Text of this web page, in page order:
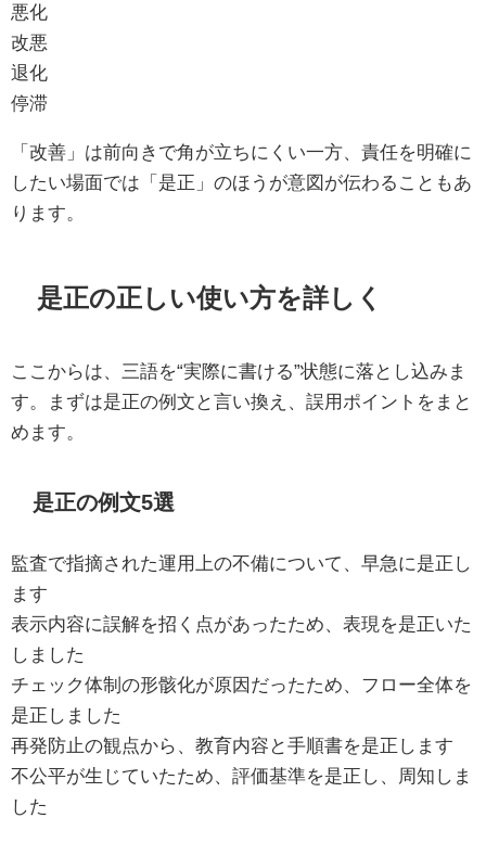
悪化
改悪
退化
停滞
「改善」は前向きで角が立ちにくい一方、責任を明確に
したい場面では「是正」のほうが意図が伝わることもあ
ります。
是正の正しい使い方を詳しく
ここからは、三語を“実際に書ける”状態に落とし込みま
す。まずは是正の例文と言い換え、誤用ポイントをまと
めます。
是正の例文5選
監査で指摘された運用上の不備について、早急に是正し
ます
表示内容に誤解を招く点があったため、表現を是正いた
しました
チェック体制の形骸化が原因だったため、フロー全体を
是正しました
再発防止の観点から、教育内容と手順書を是正します
不公平が生じていたため、評価基準を是正し、周知しま
した